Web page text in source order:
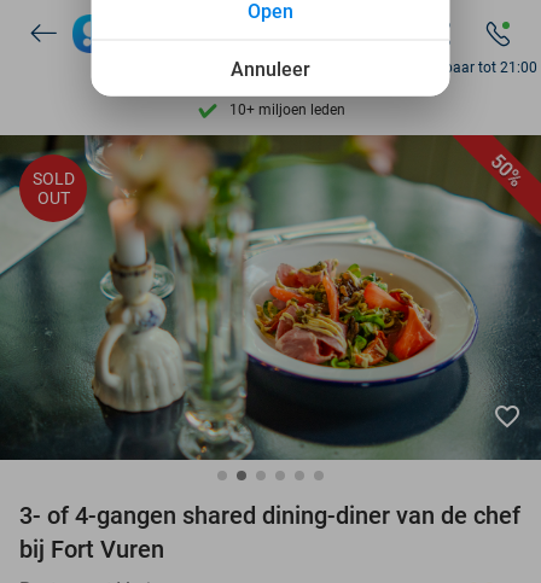
7 dagen per week beschikbaar
10+ miljoen leden
9,4 op basis van
Ontdek 15.000+ deals
7 dagen per week beschikbaar
10+ miljoen leden
Bereikbaar tot 21:00
50%
SOLD
OUT
favorite_border
3- of 4-gangen shared dining-diner van de chef
bij Fort Vuren
Annuleer
Open